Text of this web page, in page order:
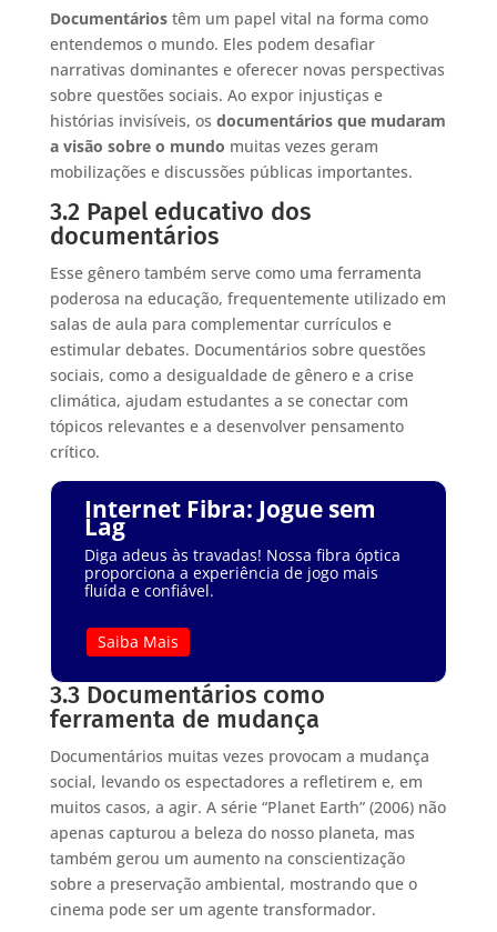
Documentáriostêm um papel vital na forma como
entendemos o mundo. Eles podem desafiar
narrativas dominantes e oferecer novas perspectivas
sobre questões sociais. Ao expor injustiças e
histórias invisíveis, os documentários que mudaram
a visão sobre o mundo muitas vezes geram
mobilizações e discussões públicas importantes.
3.2 Papel educativo dos
documentários
Esse gênero também serve como uma ferramenta
poderosa na educação, frequentemente utilizado em
salas de aula para complementar currículos e
estimular debates. Documentários sobre questões
sociais, como a desigualdade de gênero e a crise
climática, ajudam estudantes a se conectar com
tópicos relevantes e a desenvolver pensamento
crítico.
Internet Fibra: Jogue sem
Lag
Diga adeus às travadas! Nossa fibra óptica
proporciona a experiência de jogo mais
fluída e confiável.
Saiba Mais
3.3 Documentários como
ferramenta de mudança
Documentários muitas vezes provocam a mudança
social, levando os espectadores a refletirem e, em
muitos casos, a agir. A série “Planet Earth” (2006) não
apenas capturou a beleza do nosso planeta, mas
também gerou um aumento na conscientização
sobre a preservação ambiental, mostrando que o
cinema pode ser um agente transformador.